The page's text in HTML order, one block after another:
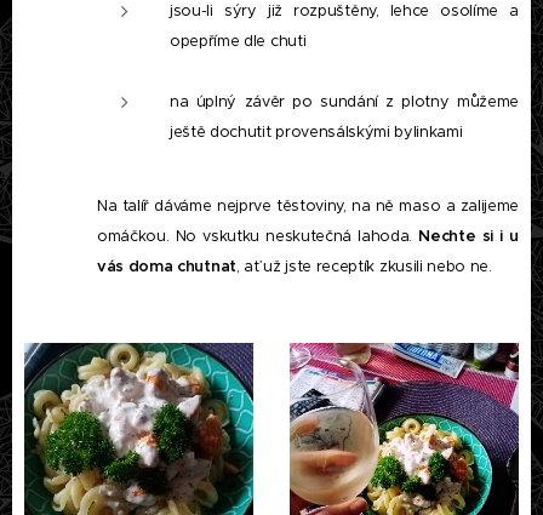
jsou-li sýry již rozpuštěny, lehce osolíme a
opepříme dle chuti
na úplný závěr po sundání z plotny můžeme
ještě dochutit provensálskými bylinkami
Na talíř dáváme nejprve těstoviny, na ně maso a zalijeme
omáčkou. No vskutku neskutečná lahoda. Nechte si i u
vás doma chutnat, ať už jste receptík zkusili nebo ne.